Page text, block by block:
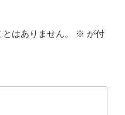
はありません。 ※ が付